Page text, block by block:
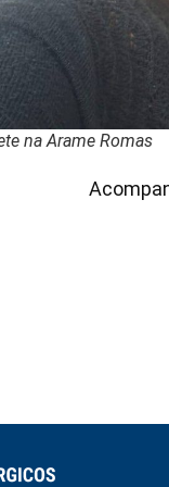
na Arame Romas